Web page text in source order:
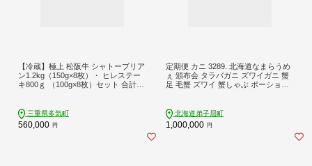
【冷蔵】極上 松阪牛 シャトーブリア
ン1.2kg（150g×8枚）・ ヒレステー
キ800ｇ （100g×8枚）セット 合計2k
降り 冷凍 人気 ヒレ ヒレ肉 フィレ フ
ィレ肉 ステーキ UOD-30-01
三重県多気町
560,000 円
定期便 カニ 3289. 北海道なまらうめ
ぇ 頒布会 タラバガニ ズワイガニ 蟹
足 毛蟹 ズワイ 蟹しゃぶ ポーション
北海道弟子屈町
1,000,000 円